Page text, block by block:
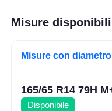
Misure disponibili
Misure con
165/65 R14 79H
Disponibile